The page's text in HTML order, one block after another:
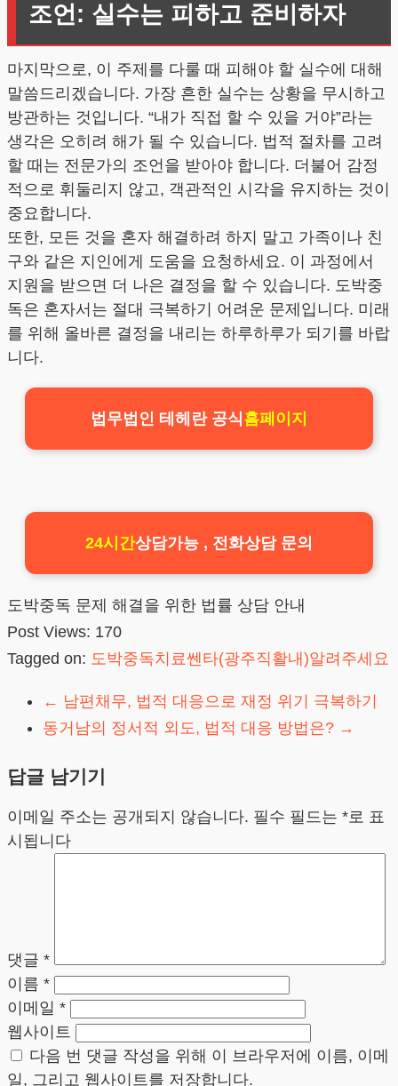
조언: 실수는 피하고 준비하자
마지막으로, 이 주제를 다룰 때 피해야 할 실수에 대해
말씀드리겠습니다. 가장 흔한 실수는 상황을 무시하고
방관하는 것입니다. “내가 직접 할 수 있을 거야”라는
생각은 오히려 해가 될 수 있습니다. 법적 절차를 고려
할 때는 전문가의 조언을 받아야 합니다. 더불어 감정
적으로 휘둘리지 않고, 객관적인 시각을 유지하는 것이
중요합니다.
또한, 모든 것을 혼자 해결하려 하지 말고 가족이나 친
구와 같은 지인에게 도움을 요청하세요. 이 과정에서
지원을 받으면 더 나은 결정을 할 수 있습니다. 도박중
독은 혼자서는 절대 극복하기 어려운 문제입니다. 미래
를 위해 올바른 결정을 내리는 하루하루가 되기를 바랍
니다.
법무법인 테헤란 공식홈페이지
24시간상담가능 , 전화상담 문의
도박중독 문제 해결을 위한 법률 상담 안내
Post Views: 170
Tagged on: 도박중독치료쎈타(광주직활내)알려주세요
← 남편채무, 법적 대응으로 재정 위기 극복하기
동거남의 정서적 외도, 법적 대응 방법은? →
답글 남기기
이메일 주소는 공개되지 않습니다. 필수 필드는 *로 표
시됩니다
댓글 *
이름 *
이메일 *
웹사이트
다음 번 댓글 작성을 위해 이 브라우저에 이름, 이메
일, 그리고 웹사이트를 저장합니다.